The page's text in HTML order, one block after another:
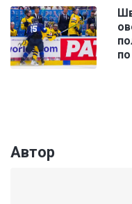
Автор